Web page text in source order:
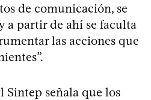
de comunicación, se
a partir de ahí se faculta
las acciones que
Sintep señala que los